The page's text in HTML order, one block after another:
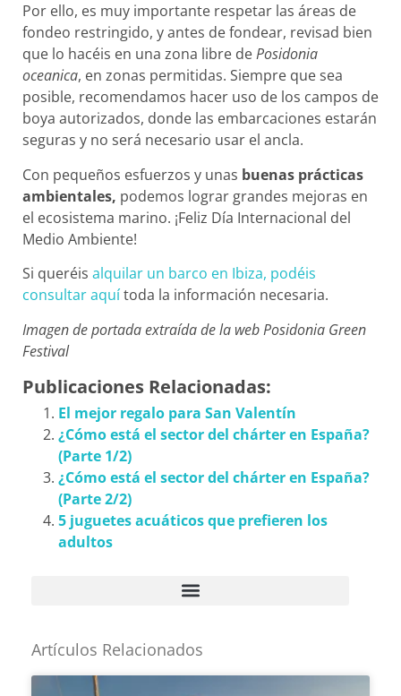
Por ello, es muy importante respetar las áreas de
fondeo restringido, y antes de fondear, revisad bien
que lo hacéis en una zona libre dePosidonia
oceanica, en zonas permitidas. Siempre que sea
posible, recomendamos hacer uso de los campos de
boya autorizados, donde las embarcaciones estarán
seguras y no será necesario usar el ancla.
Con pequeños esfuerzos y unas buenas prácticas
ambientales, podemos lograr grandes mejoras en
el ecosistema marino. ¡Feliz Día Internacional del
Medio Ambiente!
Si queréis alquilar un barco en Ibiza, podéis
consultar aquítoda la información necesaria.
Imagen de portada extraída de la web Posidonia Green
Festival
Publicaciones Relacionadas:
El mejor regalo para San Valentín
¿Cómo está el sector del chárter en España?
(Parte 1/2)
¿Cómo está el sector del chárter en España?
(Parte 2/2)
5 juguetes acuáticos que prefieren los
adultos
Artículos Relacionados